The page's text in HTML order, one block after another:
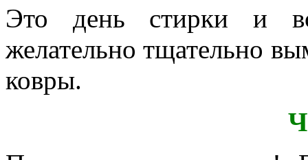
Это день стирки и
желательно тщательно
ковры.